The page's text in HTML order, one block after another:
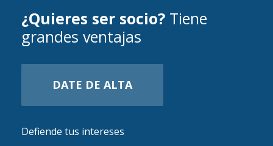
¿Quieres ser socio? Tiene
grandes ventajas
DATE DE ALTA
Defiende tus intereses